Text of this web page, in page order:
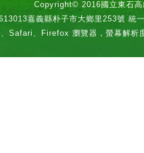
Copyright© 2016國立東石高
嘉義縣朴子市大鄉里253號 統
Safari、Firefox 瀏覽器，螢幕解